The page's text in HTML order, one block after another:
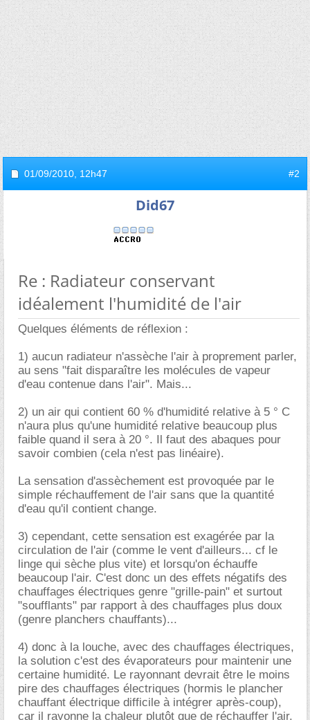
01/09/2010, 12h47 #2
Did67
Re : Radiateur conservant
idéalement l'humidité de l'air
Quelques éléments de réflexion :
1) aucun radiateur n'assèche l'air à proprement parler,
au sens "fait disparaître les molécules de vapeur
d'eau contenue dans l'air". Mais...
2) un air qui contient 60 % d'humidité relative à 5 ° C
n'aura plus qu'une humidité relative beaucoup plus
faible quand il sera à 20 °. Il faut des abaques pour
savoir combien (cela n'est pas linéaire).
La sensation d'assèchement est provoquée par le
simple réchauffement de l'air sans que la quantité
d'eau qu'il contient change.
3) cependant, cette sensation est exagérée par la
circulation de l'air (comme le vent d'ailleurs... cf le
linge qui sèche plus vite) et lorsqu'on échauffe
beaucoup l'air. C'est donc un des effets négatifs des
chauffages électriques genre "grille-pain" et surtout
"soufflants" par rapport à des chauffages plus doux
(genre planchers chauffants)...
4) donc à la louche, avec des chauffages électriques,
la solution c'est des évaporateurs pour maintenir une
certaine humidité. Le rayonnant devrait être le moins
pire des chauffages électriques (hormis le plancher
chauffant électrique difficile à intégrer après-coup),
car il rayonne la chaleur plutôt que de réchauffer l'air.